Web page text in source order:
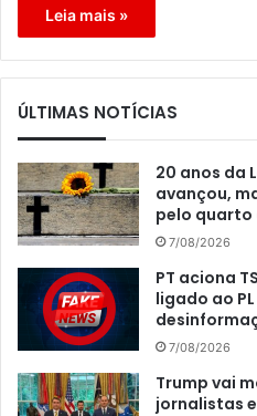
Leia mais »
ÚLTIMAS NOTÍCIAS
20 anos da
avançou,
pelo quarto
7/08/2026
PT aciona
ligado ao PL
7/08/2026
Trump vai
jornalistas